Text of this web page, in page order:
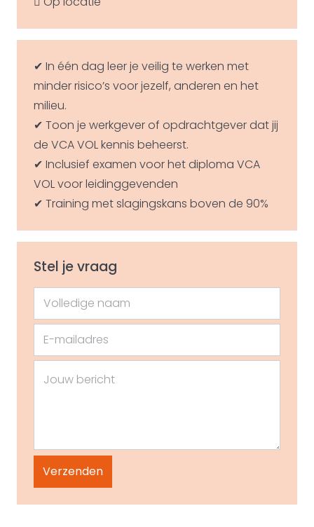
✔ In één dag leer je veilig te werken met
minder risico’s voor jezelf, anderen en het
milieu.
✔ Toon je werkgever of opdrachtgever dat jij
de VCA VOL kennis beheerst.
✔ Inclusief examen voor het diploma VCA
VOL voor leidinggevenden
✔ Training met slagingskans boven de 90%
Stel je vraag